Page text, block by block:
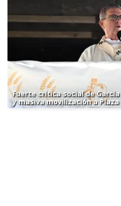
Fuerte crítica social de
y masiva movilización a Plaza